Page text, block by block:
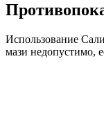
Использование
мази недопустимо,